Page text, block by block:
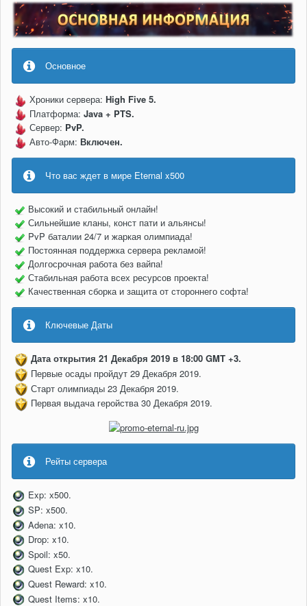
Основное
Хроники сервера: High Five 5.
Платформа: Java + PTS.
Сервер: PvP.
Авто-Фарм: Включен.
Что вас ждет в мире Eternal x500
Высокий и стабильный онлайн!
Сильнейшие кланы, конст пати и альянсы!
PvP баталии 24/7 и жаркая олимпиада!
Постоянная поддержка сервера рекламой!
Долгосрочная работа без вайпа!
Стабильная работа всех ресурсов проекта!
Качественная сборка и защита от стороннего софта!
Ключевые Даты
Дата открытия 21 Декабря 2019 в 18:00 GMT +3.
Первые осады пройдут 29 Декабря 2019.
Старт олимпиады 23 Декабря 2019.
Первая выдача геройства 30 Декабря 2019.
Рейты сервера
Exp: х500.
SP: x500.
Adena: x10.
Drop: x10.
Spoil: x50.
Quest Exp: x10.
Quest Reward: x10.
Quest Items: x10.